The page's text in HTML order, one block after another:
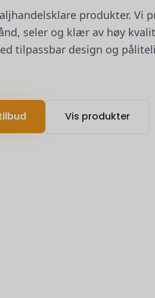
produkter. Vi
seler og klær av høy
tilpassbar design og
Vis produkter